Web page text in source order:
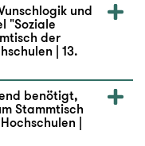
und
"Soziale
der
| 13.
benötigt,
Stammtisch
|